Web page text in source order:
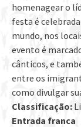
homenagear o
festa é
mundo, nos
evento é
cânticos, e
entre os
como divulgar
Classificação:
Entrada franca